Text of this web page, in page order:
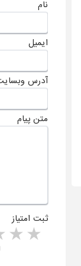
نام
ایمیل
آدرس
متن پیام
ثبت امتیاز
1 star